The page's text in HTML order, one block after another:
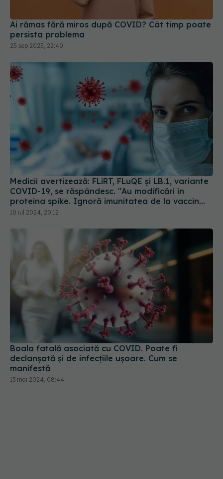
Ai rămas fără miros după COVID? Cât timp poate
persista problema
25 sep 2025, 22:40
Medicii avertizează: FLiRT, FLuQE și LB.1, variante
COVID-19, se răspândesc. "Au modificări în
proteina spike. Ignoră imunitatea de la vaccin
sau infectarea anterioară
10 iul 2024, 20:12
Boala fatală asociată cu COVID. Poate fi
declanșată și de infecțiile ușoare. Cum se
manifestă
13 mai 2024, 08:44